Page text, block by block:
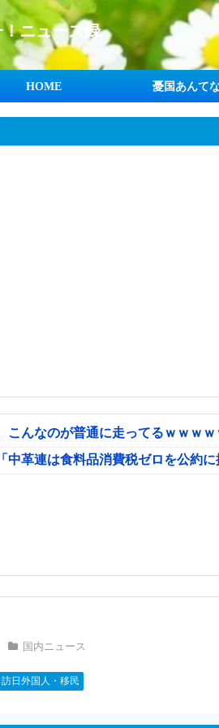
！ニュース録
HOME 憂国あんて
こんなのが普通に走ってるｗｗｗ
中革連は食料品消費税ゼロを公約
国内ニュース
訪日外国人・移民